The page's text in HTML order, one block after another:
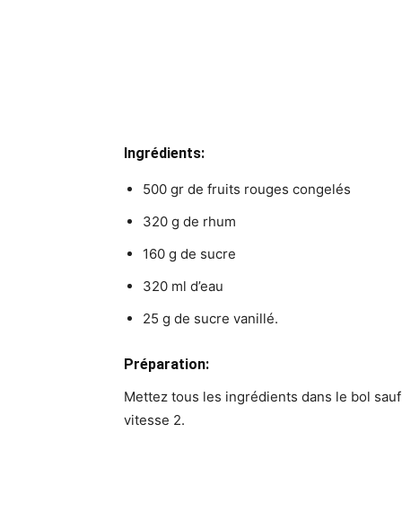
Ingrédients:
500 gr de fruits rouges congelés
320 g de rhum
160 g de sucre
320 ml d’eau
25 g de sucre vanillé.
Préparation:
Mettez tous les ingrédients dans le bol
vitesse 2.